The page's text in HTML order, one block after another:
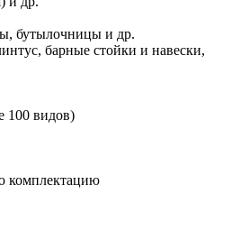
бутылочницы и др.
барные стойки и навески,
100 видов)
комплектацию